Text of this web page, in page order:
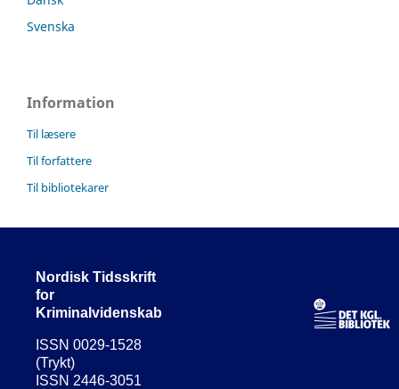
Svenska
Information
Til læsere
Til forfattere
Til bibliotekarer
Nordisk Tidsskrift
for
Kriminalvidenskab
ISSN 0029-1528
(Trykt)
ISSN 2446-3051